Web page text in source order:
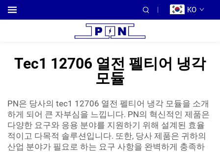
KO
Tec1 12706 열전 펠티어 냉각
모듈
PN은 당사의 tec1 12706 열전 펠티어 냉각 모듈을 소개
하게 되어 큰 자부심을 느낍니다. PN의 혁신적인 제품은
다양한 요구와 응용 분야를 지원하기 위해 설계된 효율
적이고 다목적 솔루션입니다. 또한, 당사 제품은 귀하의
산업 분야가 필요로 하는 요구 사항을 완벽하게 충족하